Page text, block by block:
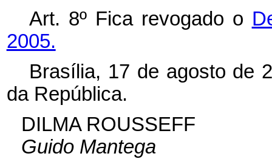
Art. 8º Fica revogado o
2005.
Brasília, 17 de agosto de
da República.
DILMA ROUSSEFF
Guido Mantega